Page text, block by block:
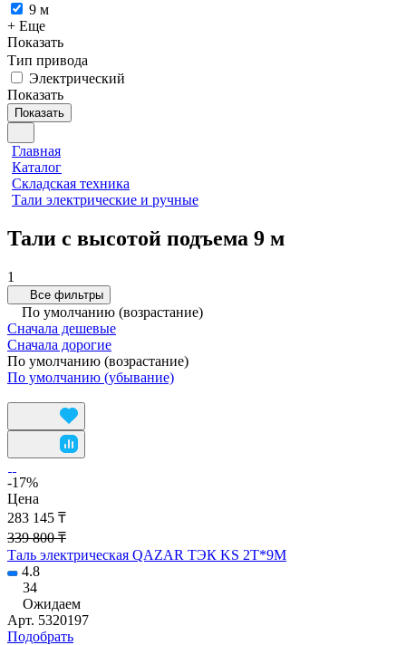
9 м
+ Еще
Показать
Тип привода
Электрический
Показать
Показать
Главная
Каталог
Складская техника
Тали электрические и ручные
Тали с высотой подъема 9 м
1
Все фильтры
По умолчанию (возрастание)
Сначала дешевые
Сначала дорогие
По умолчанию (возрастание)
По умолчанию (убывание)
-17%
Цена
283 145 ₸
339 800 ₸
Таль электрическая QAZAR ТЭК KS 2T*9M
4.8
34
Ожидаем
Арт. 5320197
Подобрать